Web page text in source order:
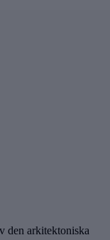
den arkitektoniska